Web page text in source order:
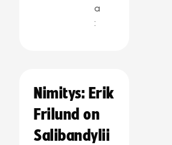
a
:
Nimitys: Erik
Frilund on
Salibandylii